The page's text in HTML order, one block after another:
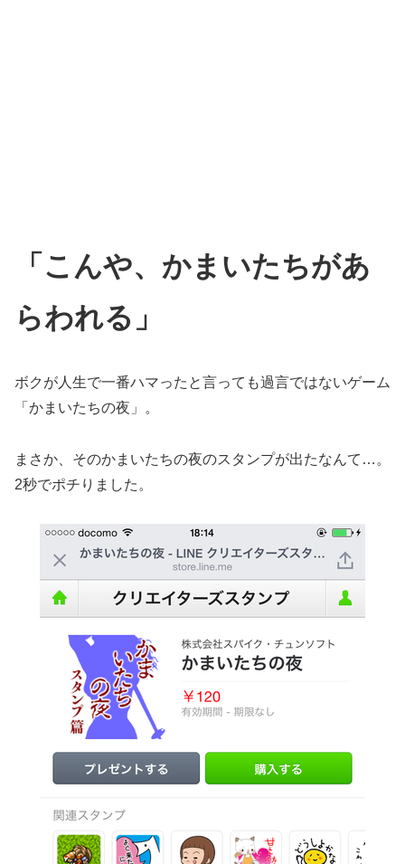
「こんや、かまいたちがあ
らわれる」
ボクが人生で一番ハマったと言っても過言ではないゲーム
「かまいたちの夜」。
まさか、そのかまいたちの夜のスタンプが出たなんて…。
2秒でポチりました。